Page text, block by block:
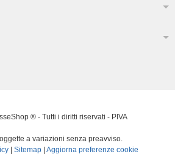
® - Tutti i diritti riservati - PIVA
a variazioni senza preavviso.
Sitemap Aggiorna preferenze cookie